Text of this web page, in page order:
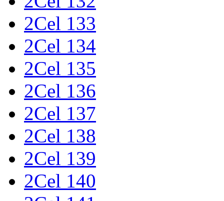
2Cel 133
2Cel 134
2Cel 135
2Cel 136
2Cel 137
2Cel 138
2Cel 139
2Cel 140